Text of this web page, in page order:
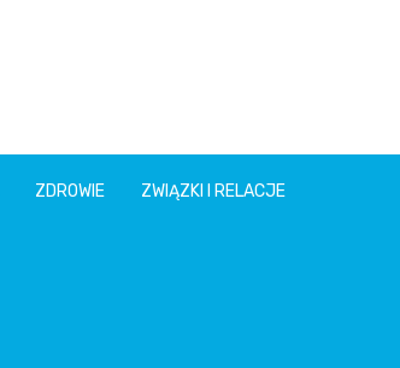
ZDROWIE ZWIĄZKI I RELACJE